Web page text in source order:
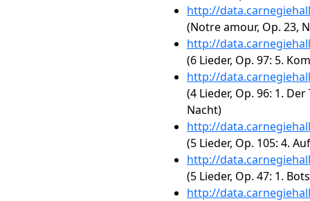
http://
(Notre amour, Op. 23,
http://
(6 Lieder, Op. 97: 5.
http://
(4 Lieder, Op. 96: 1.
Nacht)
http://
(5 Lieder, Op. 105: 4.
http://
(5 Lieder, Op. 47: 1.
http://